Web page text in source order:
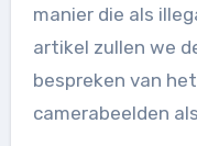
manier die als
artikel zullen we
bespreken van het
camerabeelden